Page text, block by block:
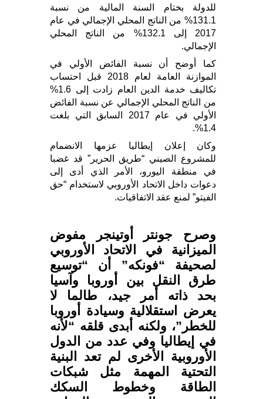
للدولة بختام السنة المالية من نسبة
131.1% من الناتج المحلي الإجمالي في عام
2017 إلى 132.1% من الناتج المحلي
الإجمالي.
كما أوضح أن نسبة الفائض الأولي في
الموازنة العامة لعام 2018 قبل احتساب
تكاليف خدمة الدين العام زادت إلى 1.6%
من الناتج المحلي الإجمالي عن نسبة الفائض
الأولي في عام 2017 السابق التي بلغت
1.4%.
وكان إعلان إيطاليا عزمها الانضمام
للمشروع الصيني “طريق الحرير” قد غضبا
في منطقة اليورو، الأمر الذي أدى إلى
دعوات داخل الاتحاد الأوروبي لاستخدام “حق
الفيتو” لمنع عقد الاتفاقيات.
وصرح جونتر أوتينجر مفوض
الميزانية في الاتحاد الأوروبي
لصحيفة “فونكه” أن “توسيع
طرق النقل بين أوروبا وآسيا
بحد ذاته أمر جيد، طالما لا
يعرض استقلالية وسيادة أوروبا
للخطر”، ولكنه أبدى قلقه “لأنه
في إيطاليا وفي عدد من الدول
الأوروبية الأخرى لم تعد البنية
التحتية المهمة مثل شبكات
الطاقة وخطوط السكك